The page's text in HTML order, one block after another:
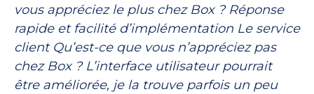
vous appréciez le plus chez Box ? Réponse
rapide et facilité d’implémentation Le service
client Qu’est-ce que vous n’appréciez pas
chez Box ? L’interface utilisateur pourrait
être améliorée, je la trouve parfois un peu